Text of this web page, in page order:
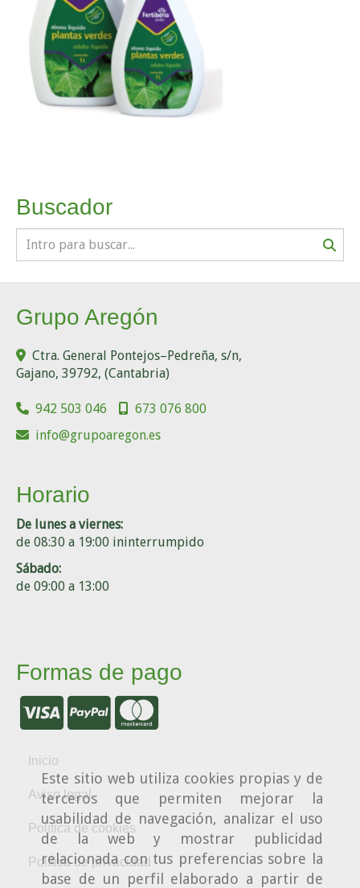
Este sitio web utiliza cookies propias y de
terceros que permiten mejorar la
usabilidad de navegación, analizar el uso
de la web y mostrar publicidad
relacionada con tus preferencias sobre la
base de un perfil elaborado a partir de
Buscador
Grupo Aregón
Ctra. General Pontejos–Pedreña, s/n,
Gajano, 39792, (Cantabria)
942 503 046
673 076 800
info
grupoaregon.es
Horario
De lunes a viernes:
de 08:30 a 19:00 ininterrumpido
Sábado:
de 09:00 a 13:00
Formas de pago
Inicio
Aviso legal
Política de cookies
Política de privacidad